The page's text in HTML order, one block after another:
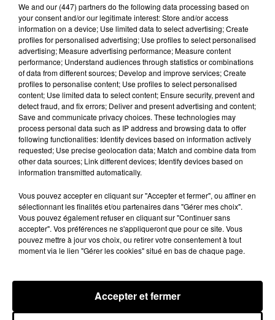
Quinze hectares de chaume brûlés à
Unverre
Deux personnes ont été prises en charge par les
secours après avoir inhalé des fumées.
A LA UNE Voir plus
Une casse automobile partiellement
embrasée à Auneau
« chômage technique pour neuf personnes » après le
We and our (447) partnersdo the following data processing based on
your consent and/or our legitimate interest: Store and/or access
information on a device; Use limited data to select advertising; Create
profiles for personalised advertising; Use profiles to select personalised
advertising; Measure advertising performance; Measure content
performance; Understand audiences through statistics or combinations
of data from different sources; Develop and improve services; Create
profiles to personalise content; Use profiles to select personalised
content; Use limited data to select content; Ensure security, prevent and
detect fraud, and fix errors; Deliver and present advertising and content;
Save and communicate privacy choices. These technologies may
process personal data such as IP address and browsing data to offer
following functionalities: Identify devices based on information actively
requested; Use precise geolocation data; Match and combine data from
other data sources; Link different devices; Identify devices based on
information transmitted automatically.
Vous pouvez accepter en cliquant sur "Accepter et fermer", ou affiner en
sélectionnant les finalités et/ou partenaires dans "Gérer mes choix".
Vous pouvez également refuser en cliquant sur "Continuer sans
accepter". Vos préférences ne s'appliqueront que pour ce site. Vous
pouvez mettre à jour vos choix, ou retirer votre consentement à tout
moment via le lien "Gérer les cookies" situé en bas de chaque page.
Accepter et fermer